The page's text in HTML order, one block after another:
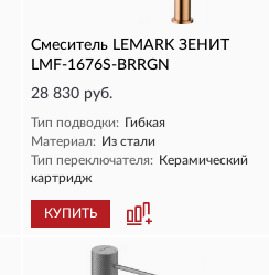
Смеситель LEMARK ЗЕНИТ
LMF-1676S-BRRGN
28 830 руб.
Тип подводки: Гибкая
Материал: Из стали
Тип переключателя: Керамический
картридж
КУПИТЬ